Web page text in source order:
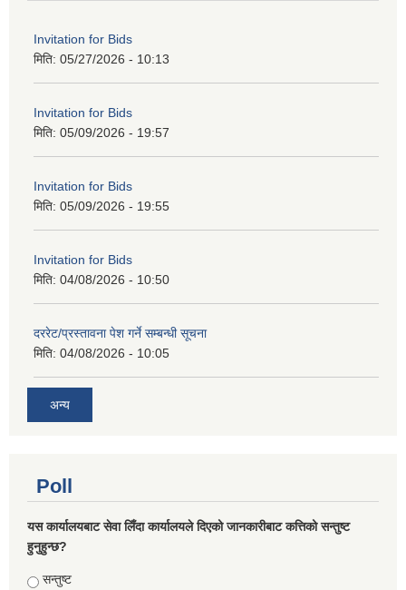
Invitation for Bids
मिति: 05/27/2026 - 10:13
Invitation for Bids
मिति: 05/09/2026 - 19:57
Invitation for Bids
मिति: 05/09/2026 - 19:55
Invitation for Bids
मिति: 04/08/2026 - 10:50
दररेट/प्रस्तावना पेश गर्ने सम्बन्धी सूचना
मिति: 04/08/2026 - 10:05
अन्य
Poll
यस कार्यालयबाट सेवा लिँदा कार्यालयले दिएको जानकारीबाट कत्तिको सन्तुष्ट
हुनुहुन्छ?
Choices
सन्तुष्ट